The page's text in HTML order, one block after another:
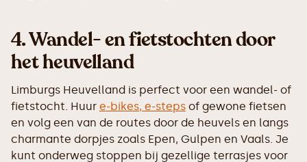
4.Wandel- en fietstochten door
het heuvelland
Limburgs Heuvelland is perfect voor een wandel- of
fietstocht. Huur e-bikes, e-steps of gewone fietsen
en volg een van de routes door de heuvels en langs
charmante dorpjes zoals Epen, Gulpen en Vaals. Je
kunt onderweg stoppen bij gezellige terrasjes voor